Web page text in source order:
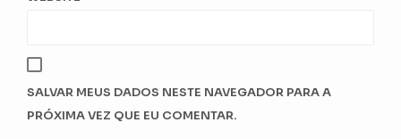
SALVAR MEUS DADOS NESTE NAVEGADOR PARA A
PRÓXIMA VEZ QUE EU COMENTAR.